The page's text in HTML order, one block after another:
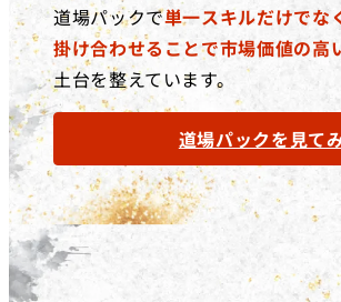
道場パックで単一スキルだけでな
掛け合わせることで市場価値の高
土台を整えています。
道場パックを見て